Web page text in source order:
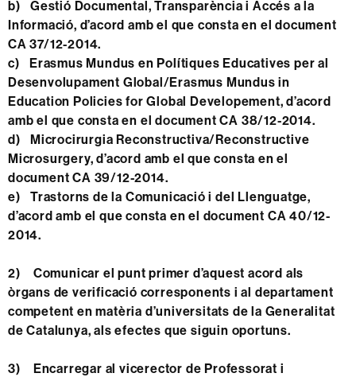
b) Gestió Documental, Transparència i Accés a la
Informació, d’acord amb el que consta en el document
CA 37/12-2014.
c) Erasmus Mundus en Polítiques Educatives per al
Desenvolupament Global/Erasmus Mundus in
Education Policies for Global Developement, d’acord
amb el que consta en el document CA 38/12-2014.
d) Microcirurgia Reconstructiva/Reconstructive
Microsurgery, d’acord amb el que consta en el
document CA 39/12-2014.
e) Trastorns de la Comunicació i del Llenguatge,
d’acord amb el que consta en el document CA 40/12-
2014.
2) Comunicar el punt primer d’aquest acord als
òrgans de verificació corresponents i al departament
competent en matèria d’universitats de la Generalitat
de Catalunya, als efectes que siguin oportuns.
3) Encarregar al vicerector de Professorat i